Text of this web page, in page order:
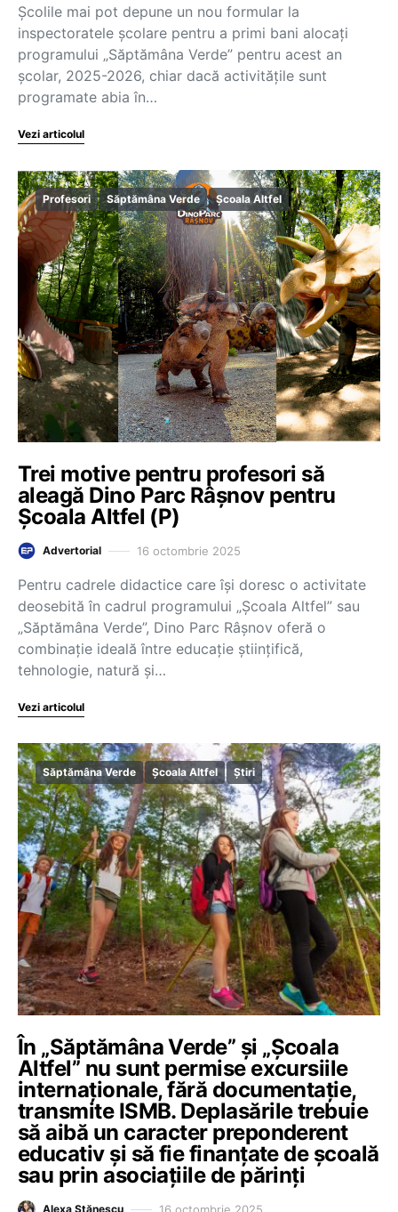
Școlile mai pot depune un nou formular la
inspectoratele școlare pentru a primi bani alocați
programului „Săptămâna Verde” pentru acest an
școlar, 2025-2026, chiar dacă activitățile sunt
programate abia în…
Vezi articolul
Profesori Săptămâna Verde Școala Altfel
Trei motive pentru profesori să
aleagă Dino Parc Râșnov pentru
Școala Altfel (P)
Advertorial 16 octombrie 2025
Pentru cadrele didactice care își doresc o activitate
deosebită în cadrul programului „Școala Altfel” sau
„Săptămâna Verde”, Dino Parc Râșnov oferă o
combinație ideală între educație științifică,
tehnologie, natură și…
Vezi articolul
Săptămâna Verde Școala Altfel Știri
În „Săptămâna Verde” și „Școala
Altfel” nu sunt permise excursiile
internaționale, fără documentație,
transmite ISMB. Deplasările trebuie
să aibă un caracter preponderent
educativ și să fie finanțate de școală
sau prin asociațiile de părinți
Alexa Stănescu 16 octombrie 2025